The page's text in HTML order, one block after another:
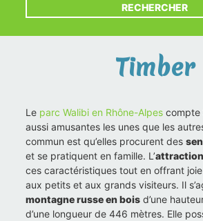
RECHERCHER
Timber
Le parc Walibi en Rhône-Alpes compte
aussi amusantes les unes que les
commun est qu’elles procurent des
et se pratiquent en famille. L’
ces caractéristiques tout en offrant
aux petits et aux grands visiteurs. Il
montagne russe en bois d’une
d’une longueur de 446 mètres. Elle